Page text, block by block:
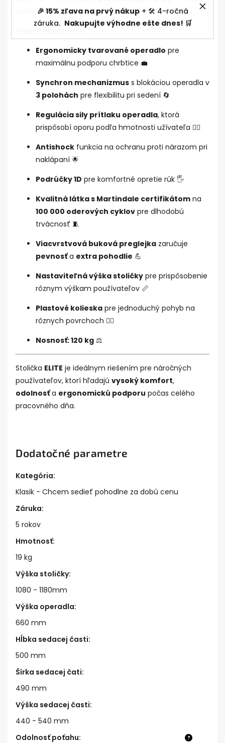
🎉 15% zľava na prvý nákup+ 🛠️ 4-ročná
záruka. Nakupujte výhodne ešte dnes! 🛒
vyššej postavy.
Ergonomicky tvarované operadlo pre
maximálnu podporu chrbtice 💼
Synchron mechanizmus s blokáciou operadla v
3 polohách pre flexibilitu pri sedení 🔄
Regulácia sily prítlaku operadla, ktorá
prispôsobí oporu podľa hmotnosti užívateľa 🏋️‍♀️
Antishock funkcia na ochranu proti nárazom pri
naklápaní 🌟
Podrúčky 1D pre komfortné opretie rúk 🖐️
Kvalitná látka s Martindale certifikátom na
100 000 oderových cyklov pre dlhodobú
trvácnosť 🧵
Viacvrstvová buková preglejka zaručuje
pevnosťa extra pohodlie 💪
Nastaviteľná výška stoličky pre prispôsobenie
rôznym výškam používateľov 📏
Plastové kolieska pre jednoduchý pohyb na
rôznych povrchoch 🚶‍♂️
Nosnosť: 120 kg ⚖️
Stolička ELITE je ideálnym riešením pre náročných
používateľov, ktorí hľadajú vysoký komfort,
odolnosťa ergonomickú podporu počas celého
pracovného dňa.
Dodatočné parametre
Kategória:
Klasik - Chcem sedieť pohodlne za dobú cenu
Záruka:
5 rokov
Hmotnosť:
19 kg
Výška stoličky:
1080 - 1180mm
Výška operadla:
660 mm
Hĺbka sedacej časti:
500 mm
Šírka sedacej čati:
490 mm
Výška sedacej časti:
440 - 540 mm
?
Odolnosť poťahu: